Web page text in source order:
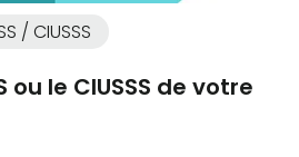
/ CIUSSS
ou le CIUSSS de votre